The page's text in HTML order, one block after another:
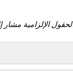
الإلزامية مشار